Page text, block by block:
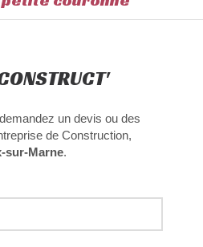
un devis ou des
de Construction,
sur-Marne.